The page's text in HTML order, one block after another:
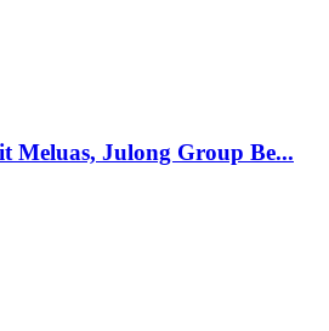
Meluas, Julong Group Be...